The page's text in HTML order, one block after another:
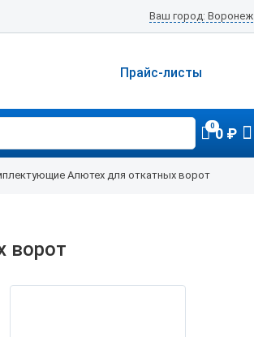
Ваш город: Воронеж
Прайс-листы
00 ₽
Алютех для откатных ворот
ворот